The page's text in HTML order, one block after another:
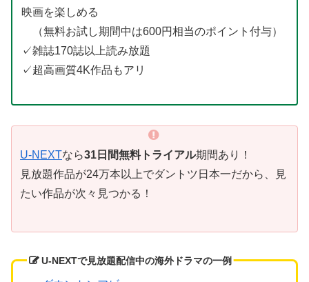
映画を楽しめる
（無料お試し期間中は600円相当のポイント付与）
✓雑誌170誌以上読み放題
✓超高画質4K作品もアリ
U-NEXTなら31日間無料トライアル期間あり！
見放題作品が24万本以上でダントツ日本一だから、見
たい作品が次々見つかる！
U-NEXTで見放題配信中の海外ドラマの一例